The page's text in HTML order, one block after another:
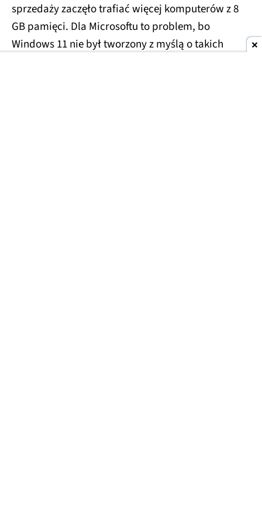
sprzedaży zaczęło trafiać więcej komputerów z 8
GB pamięci. Dla Microsoftu to problem, bo
Windows 11 nie był tworzony z myślą o takich